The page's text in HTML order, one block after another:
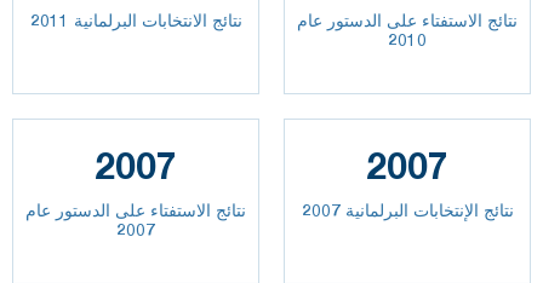
نتائج الانتخابات البرلمانية 2011
نتائج الاستفتاء على الدستور عام
2010
2007
نتائج الاستفتاء على الدستور عام
2007
2007
نتائج الإنتخابات البرلمانية 2007